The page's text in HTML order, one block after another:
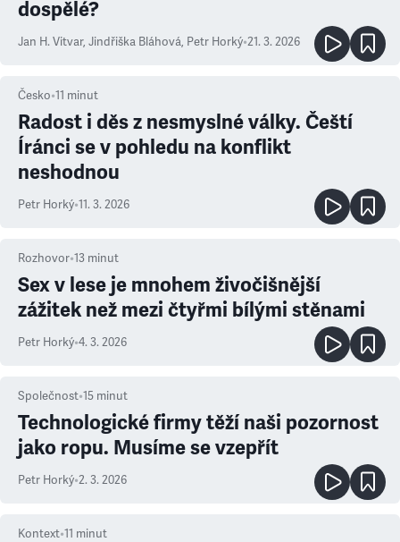
dospělé?
Jan H. Vitvar, Jindřiška Bláhová, Petr Horký•21. 3. 2026
Česko•11 minut
Radost i děs z nesmyslné války. Čeští
Íránci se v pohledu na konflikt
neshodnou
Petr Horký•11. 3. 2026
Rozhovor•13 minut
Sex v lese je mnohem živočišnější
zážitek než mezi čtyřmi bílými stěnami
Petr Horký•4. 3. 2026
Společnost•15 minut
Technologické firmy těží naši pozornost
jako ropu. Musíme se vzepřít
Petr Horký•2. 3. 2026
Kontext•11 minut